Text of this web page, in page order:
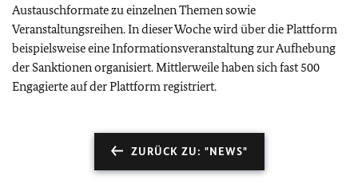
Austauschformate zu einzelnen Themen sowie
Veranstaltungsreihen. In dieser Woche wird über die Plattform
beispielsweise eine Informationsveranstaltung zur Aufhebung
der Sanktionen organisiert. Mittlerweile haben sich fast 500
Engagierte auf der Plattform registriert.
ZURÜCK ZU: "NEWS"